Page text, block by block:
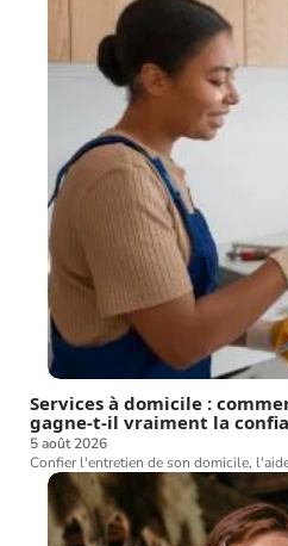
Services à domicile :
gagne-t-il vraiment la
5 août 2026
Confier l'entretien de son domicile,